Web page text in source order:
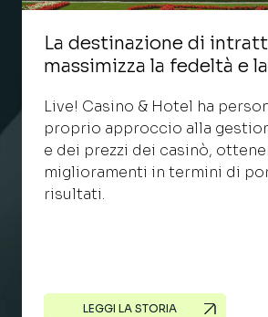
La destinazione di
massimizza la fedeltà e
Live! Casino & Hotel ha
proprio approccio alla
e dei prezzi dei casinò,
miglioramenti in termini di
risultati.
LEGGI LA STORIA